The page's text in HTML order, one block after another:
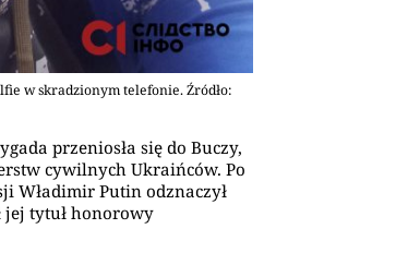
w skradzionym telefonie. Źródło:
przeniosła się do Buczy,
cywilnych Ukraińców. Po
Władimir Putin odznaczył
jej tytuł honorowy